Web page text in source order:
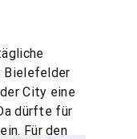
Bielefelder
City eine
dürfte für
Für den